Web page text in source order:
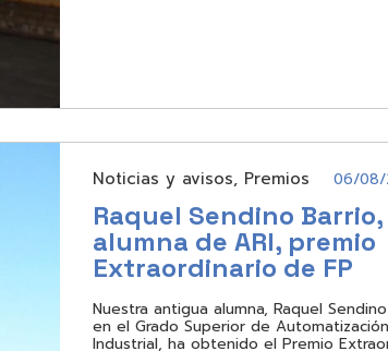
Noticias y avisos, Premios 06/
Raquel Sendino
alumna de ARI, premio
Extraordinario de FP
Nuestra antigua alumna, Raquel
en el Grado Superior de
Industrial, ha obtenido el Premio